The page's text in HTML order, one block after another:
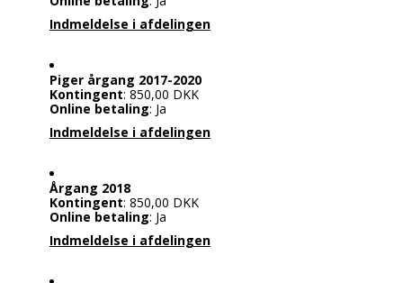
Indmeldelse i afdelingen
Piger årgang 2017-2020
Kontingent: 850,00 DKK
Online betaling: Ja
Indmeldelse i afdelingen
Årgang 2018
Kontingent: 850,00 DKK
Online betaling: Ja
Indmeldelse i afdelingen